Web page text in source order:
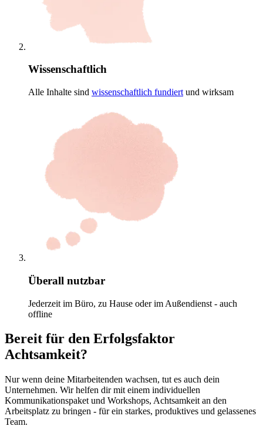
Wissenschaftlich
Alle Inhalte sind wissenschaftlich fundiert und wirksam
Überall nutzbar
Jederzeit im Büro, zu Hause oder im Außendienst - auch
offline
Bereit für den Erfolgsfaktor
Achtsamkeit?
Nur wenn deine Mitarbeitenden wachsen, tut es auch dein
Unternehmen. Wir helfen dir mit einem individuellen
Kommunikationspaket und Workshops, Achtsamkeit an den
Arbeitsplatz zu bringen - für ein starkes, produktives und gelassenes
Team.